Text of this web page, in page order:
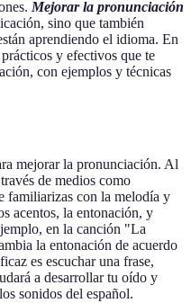
Mejorar la pronunciación
sino que también
aprendiendo el idioma. En
y efectivos que te
con ejemplos y técnicas
mejorar la pronunciación. Al
de medios como
familiarizas con la melodía y
acentos, la entonación, y
en la canción "La
la entonación de acuerdo
es escuchar una frase,
a desarrollar tu oído y
sonidos del español.